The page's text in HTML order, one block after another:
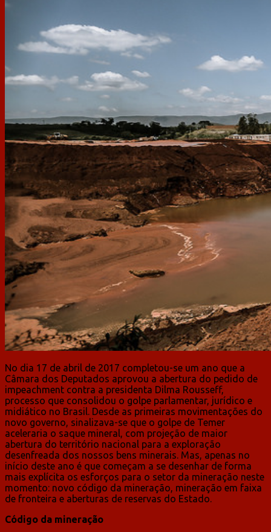
No dia 17 de abril de 2017 completou-se um ano que a
Câmara dos Deputados aprovou a abertura do pedido de
impeachment contra a presidenta Dilma Rousseff,
processo que consolidou o golpe parlamentar, jurídico e
midiático no Brasil. Desde as primeiras movimentações do
novo governo, sinalizava-se que o golpe de Temer
aceleraria o saque mineral, com projeção de maior
abertura do território nacional para a exploração
desenfreada dos nossos bens minerais. Mas, apenas no
início deste ano é que começam a se desenhar de forma
mais explícita os esforços para o setor da mineração neste
momento: novo código da mineração, mineração em faixa
de fronteira e aberturas de reservas do Estado.
Código da mineração